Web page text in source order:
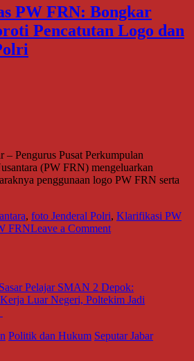
Penghargaan,
Organisasi
Wartawan
Senior
PW FRN: Bongkar
Pencatutan Logo dan
Pengurus Pusat Perkumpulan
(PW FRN) mengeluarkan
penggunaan logo PW FRN serta
, foto Jenderal Polri, Klarifikasi PW
FRNLeave a Commenton
Bongkar
Status
Pencatutan
Politik dan Hukum Seputar Jabar